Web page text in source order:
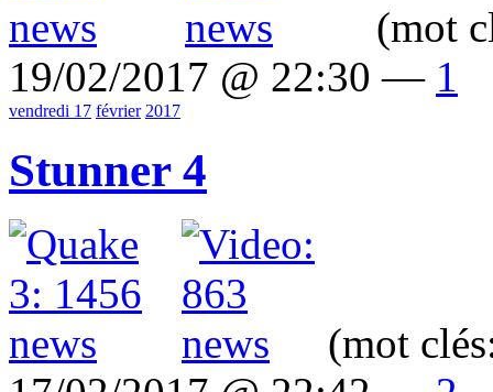
(mot
19/02/2017 @ 22:30 — 1
vendredi 17 février 2017
Stunner 4
(mot